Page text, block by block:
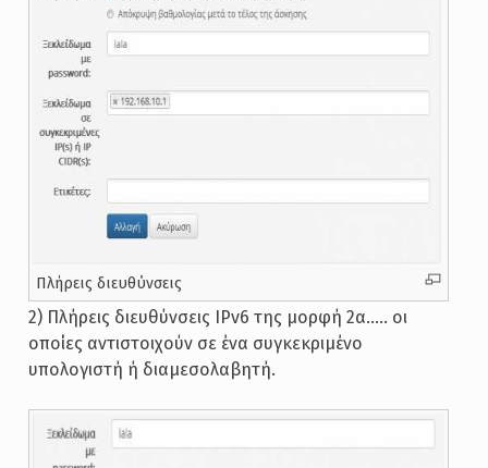
Πλήρεις διευθύνσεις
2) Πλήρεις διευθύνσεις IPv6 της μορφή 2α….. οι
οποίες αντιστοιχούν σε ένα συγκεκριμένο
υπολογιστή ή διαμεσολαβητή.